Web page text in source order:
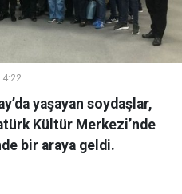
yaşayan soydaşlar,
Kültür Merkezi’nde
bir araya geldi.